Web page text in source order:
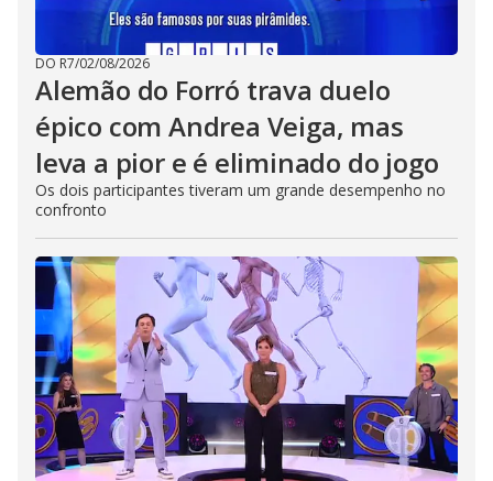
DO R7/02/08/2026
Alemão do Forró trava duelo
épico com Andrea Veiga, mas
leva a pior e é eliminado do jogo
Os dois participantes tiveram um grande desempenho no
confronto